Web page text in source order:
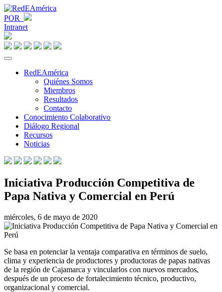
POR
Intranet
RedEAmérica
Quiénes Somos
Miembros
Resultados
Contacto
Conocimiento Colaborativo
Diálogo Regional
Recursos
Noticias
Iniciativa Producción Competitiva de
Papa Nativa y Comercial en Perú
miércoles, 6 de mayo de 2020
Se basa en potenciar la ventaja comparativa en términos de suelo,
clima y experiencia de productores y productoras de papas nativas
de la región de Cajamarca y vincularlos con nuevos mercados,
después de un proceso de fortalecimiento técnico, productivo,
organizacional y comercial.